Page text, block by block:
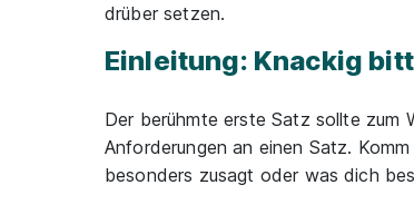
drüber setzen.
Einleitung: Knackig
Der berühmte erste Satz sollte zum
Anforderungen an einen Satz.
besonders zusagt oder was dich